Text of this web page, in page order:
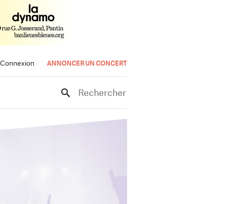
Connexion ANNONCER UN CONCERT
Rechercher